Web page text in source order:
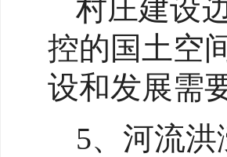
村庄建设
控的国土空
设和发展需
5、河流